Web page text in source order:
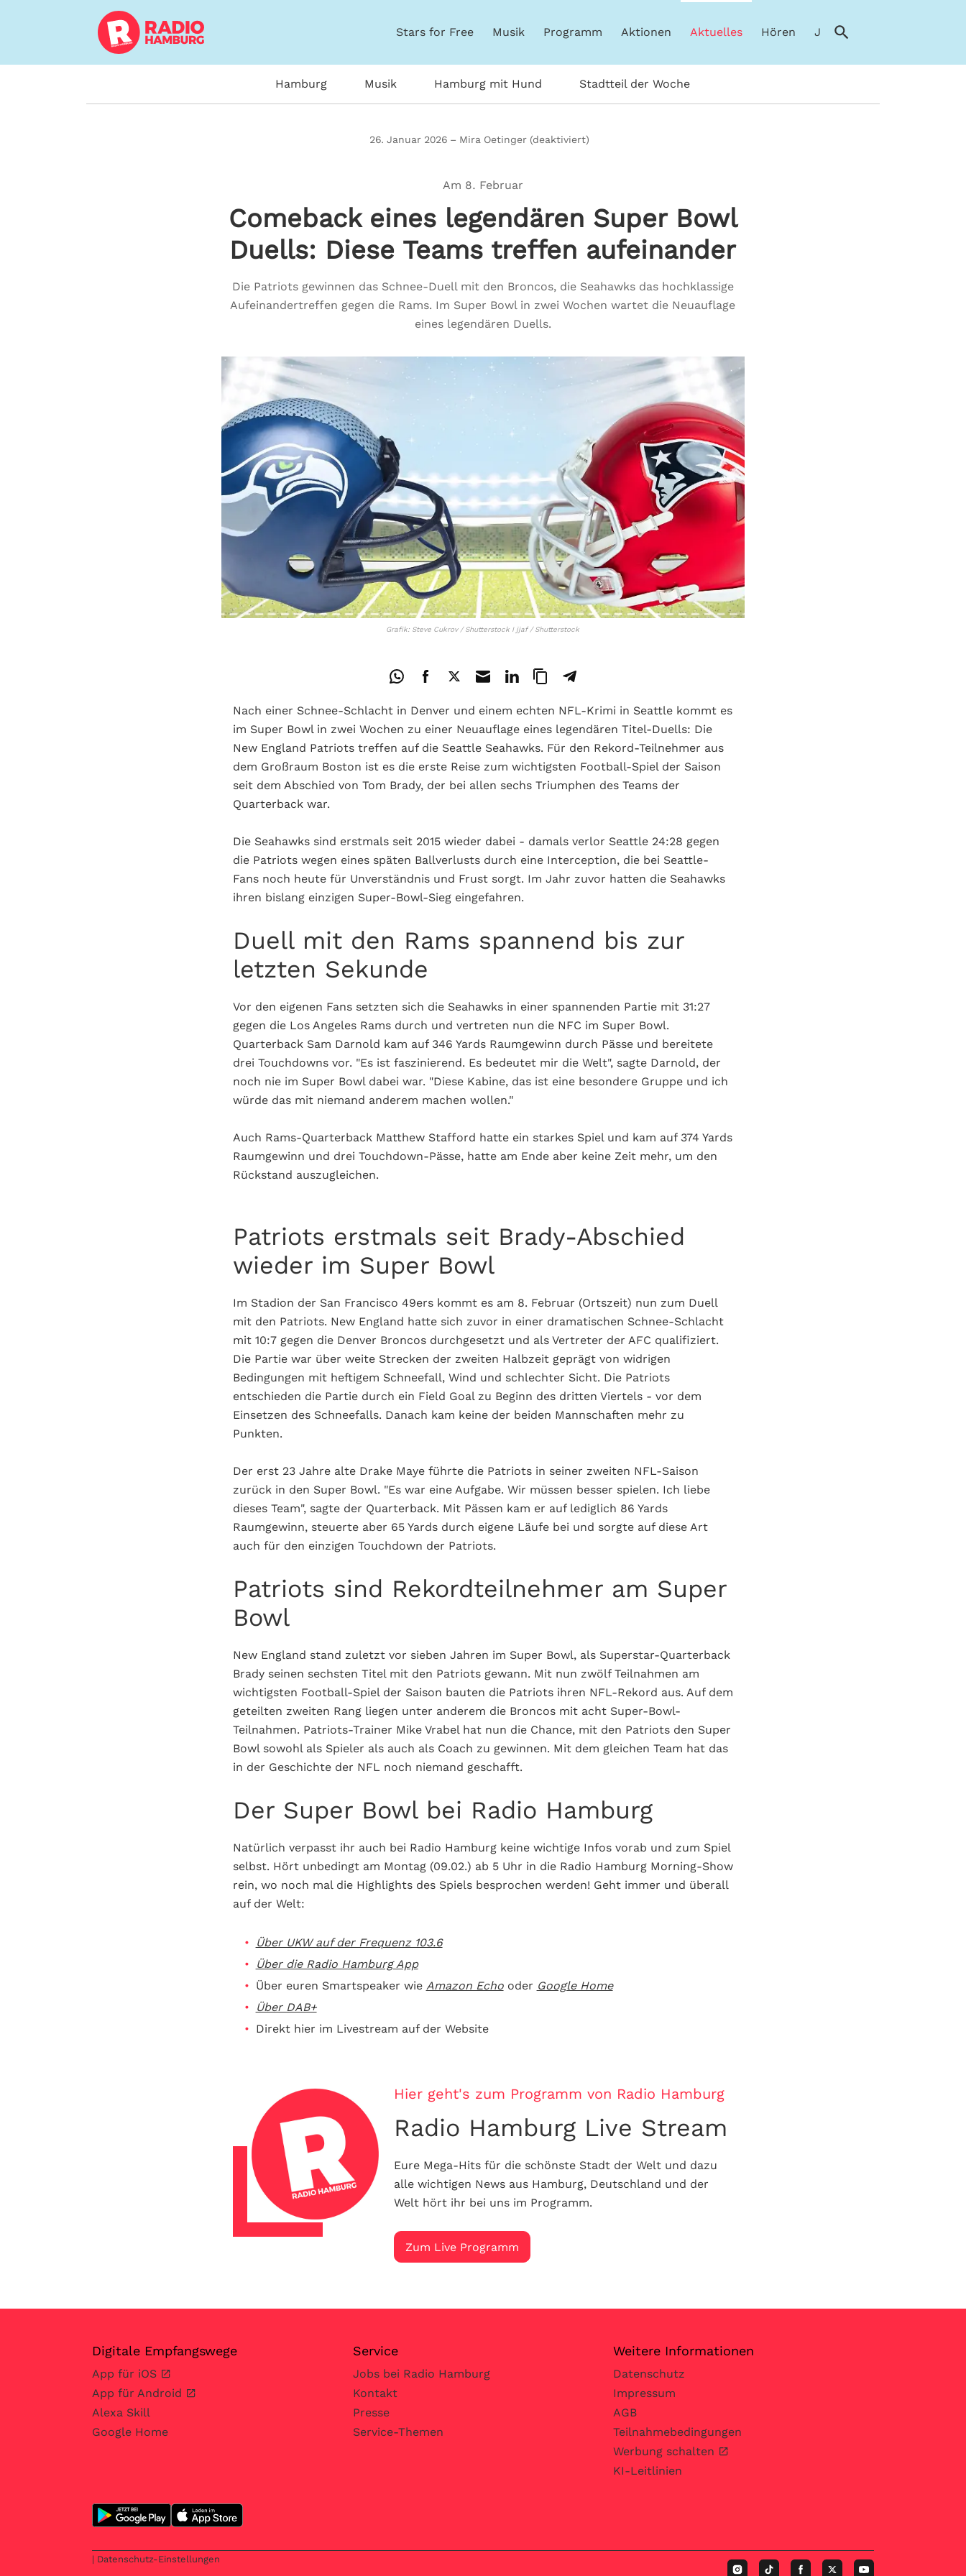
Stars for Free Musik Programm Aktionen Aktuelles
Hamburg Musik Hamburg mit Hund Stadtteil der Woche
Hören Jobs
26. Januar 2026 – Mira Oetinger (deaktiviert)
Am 8. Februar
Comeback eines legendären Super Bowl
Duells: Diese Teams treffen aufeinander
Die Patriots gewinnen das Schnee-Duell mit den Broncos, die Seahawks das hochklassige
Aufeinandertreffen gegen die Rams. Im Super Bowl in zwei Wochen wartet die Neuauflage
eines legendären Duells.
Grafik: Steve Cukrov / Shutterstock I jjaf / Shutterstock
Nach einer Schnee-Schlacht in Denver und einem echten NFL-Krimi in Seattle kommt es
im Super Bowl in zwei Wochen zu einer Neuauflage eines legendären Titel-Duells: Die
New England Patriots treffen auf die Seattle Seahawks. Für den Rekord-Teilnehmer aus
dem Großraum Boston ist es die erste Reise zum wichtigsten Football-Spiel der Saison
seit dem Abschied von Tom Brady, der bei allen sechs Triumphen des Teams der
Quarterback war.
Die Seahawks sind erstmals seit 2015 wieder dabei - damals verlor Seattle 24:28 gegen
die Patriots wegen eines späten Ballverlusts durch eine Interception, die bei Seattle-
Fans noch heute für Unverständnis und Frust sorgt. Im Jahr zuvor hatten die Seahawks
ihren bislang einzigen Super-Bowl-Sieg eingefahren.
Duell mit den Rams spannend bis zur
letzten Sekunde
Vor den eigenen Fans setzten sich die Seahawks in einer spannenden Partie mit 31:27
gegen die Los Angeles Rams durch und vertreten nun die NFC im Super Bowl.
Quarterback Sam Darnold kam auf 346 Yards Raumgewinn durch Pässe und bereitete
drei Touchdowns vor. "Es ist faszinierend. Es bedeutet mir die Welt", sagte Darnold, der
noch nie im Super Bowl dabei war. "Diese Kabine, das ist eine besondere Gruppe und ich
würde das mit niemand anderem machen wollen."
Auch Rams-Quarterback Matthew Stafford hatte ein starkes Spiel und kam auf 374 Yards
Raumgewinn und drei Touchdown-Pässe, hatte am Ende aber keine Zeit mehr, um den
Rückstand auszugleichen.
Patriots erstmals seit Brady-Abschied
wieder im Super Bowl
Im Stadion der San Francisco 49ers kommt es am 8. Februar (Ortszeit) nun zum Duell
mit den Patriots. New England hatte sich zuvor in einer dramatischen Schnee-Schlacht
mit 10:7 gegen die Denver Broncos durchgesetzt und als Vertreter der AFC qualifiziert.
Die Partie war über weite Strecken der zweiten Halbzeit geprägt von widrigen
Bedingungen mit heftigem Schneefall, Wind und schlechter Sicht. Die Patriots
entschieden die Partie durch ein Field Goal zu Beginn des dritten Viertels - vor dem
Einsetzen des Schneefalls. Danach kam keine der beiden Mannschaften mehr zu
Punkten.
Der erst 23 Jahre alte Drake Maye führte die Patriots in seiner zweiten NFL-Saison
zurück in den Super Bowl. "Es war eine Aufgabe. Wir müssen besser spielen. Ich liebe
dieses Team", sagte der Quarterback. Mit Pässen kam er auf lediglich 86 Yards
Raumgewinn, steuerte aber 65 Yards durch eigene Läufe bei und sorgte auf diese Art
auch für den einzigen Touchdown der Patriots.
Patriots sind Rekordteilnehmer am Super
Bowl
New England stand zuletzt vor sieben Jahren im Super Bowl, als Superstar-Quarterback
Brady seinen sechsten Titel mit den Patriots gewann. Mit nun zwölf Teilnahmen am
wichtigsten Football-Spiel der Saison bauten die Patriots ihren NFL-Rekord aus. Auf dem
geteilten zweiten Rang liegen unter anderem die Broncos mit acht Super-Bowl-
Teilnahmen. Patriots-Trainer Mike Vrabel hat nun die Chance, mit den Patriots den Super
Bowl sowohl als Spieler als auch als Coach zu gewinnen. Mit dem gleichen Team hat das
in der Geschichte der NFL noch niemand geschafft.
Der Super Bowl bei Radio Hamburg
Natürlich verpasst ihr auch bei Radio Hamburg keine wichtige Infos vorab und zum Spiel
selbst. Hört unbedingt am Montag (09.02.) ab 5 Uhr in die Radio Hamburg Morning-Show
rein, wo noch mal die Highlights des Spiels besprochen werden! Geht immer und überall
auf der Welt:
Über UKW auf der Frequenz 103.6
Über die Radio Hamburg App
Über euren Smartspeaker wie Amazon Echooder Google Home
Über DAB+
Direkt hier im Livestream auf der Website
Hier geht's zum Programm von Radio Hamburg
Radio Hamburg Live Stream
Eure Mega-Hits für die schönste Stadt der Welt und dazu
alle wichtigen News aus Hamburg, Deutschland und der
Welt hört ihr bei uns im Programm.
Zum Live Programm
Digitale Empfangswege
App für iOS
App für Android
Alexa Skill
Google Home
Service
Jobs bei Radio Hamburg
Kontakt
Presse
Service-Themen
Weitere Informationen
Datenschutz
Impressum
AGB
Teilnahmebedingungen
Werbung schalten
KI-Leitlinien
| Datenschutz-Einstellungen